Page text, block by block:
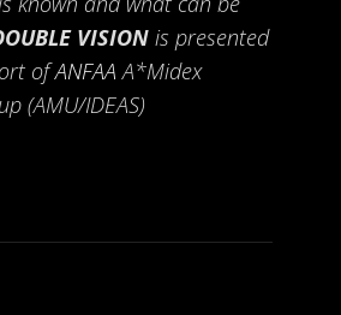
VISION is presented
ofANFAA A*Midex
(AMU/IDEAS)